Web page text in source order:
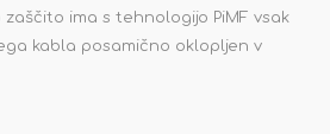
ima s tehnologijo PiMF vsak
kabla posamično oklopljen v